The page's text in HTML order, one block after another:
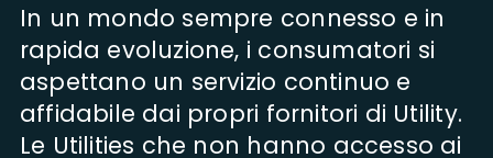
In un mondo sempre connesso e in
rapida evoluzione, i consumatori si
aspettano un servizio continuo e
affidabile dai propri fornitori di Utility.
Le Utilities che non hanno accesso ai